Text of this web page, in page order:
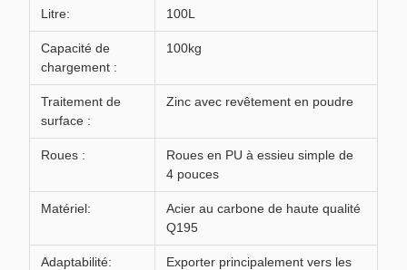
Litre: 100L
Capacité de
chargement :
100kg
Traitement de
surface :
Zinc avec revêtement en poudre
Roues :
Roues en PU à essieu simple de
4 pouces
Matériel:
Acier au carbone de haute qualité
Q195
Adaptabilité:
Exporter principalement vers les